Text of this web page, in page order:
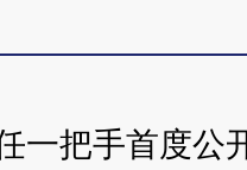
一把手首度公